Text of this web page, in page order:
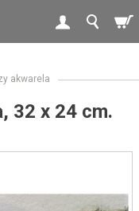
akwarela
32 x 24 cm.